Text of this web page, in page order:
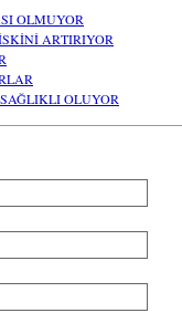
OLMUYOR
ARTIRIYOR
OLUYOR